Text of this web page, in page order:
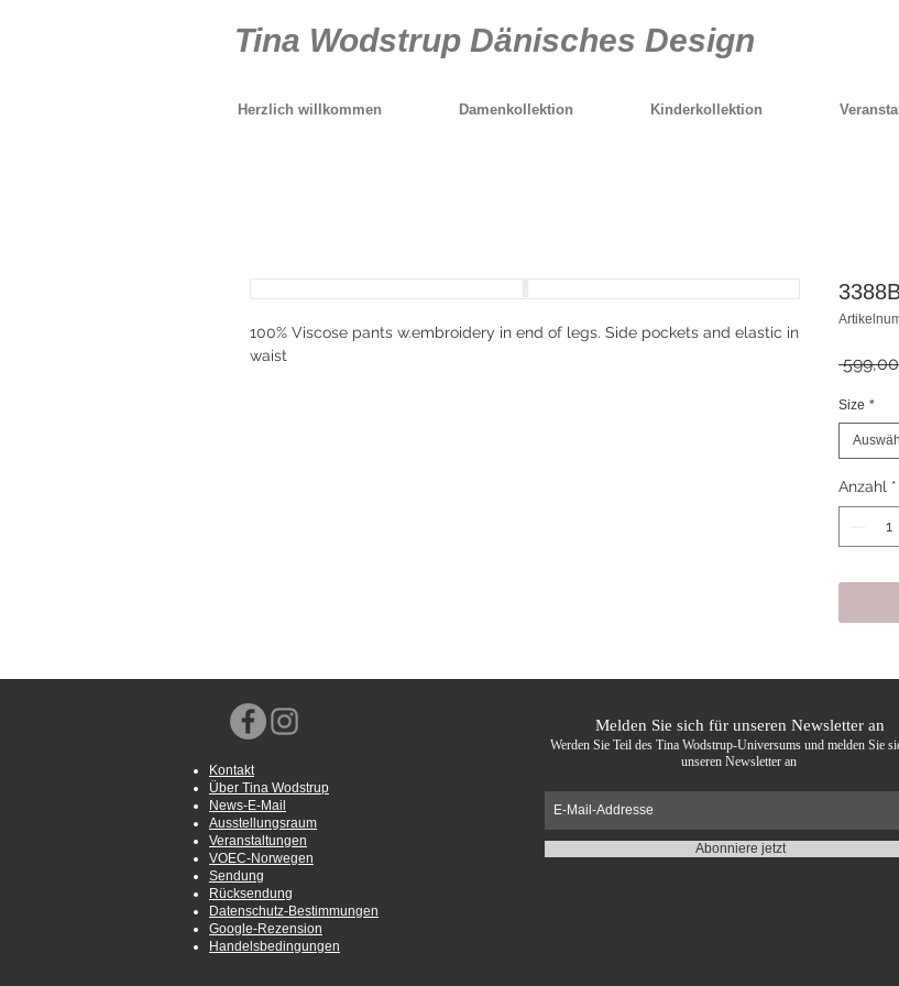
Tina Wodstrup Dänisches Design
Herzlich willkommen Damenkollektion Kinderkollektion
100% Viscose pants w.embroidery in end of legs. Side pockets and elastic in
waist
599,00
Size *
Anzahl *
Kontakt
Über Tina Wodstrup
News-E-Mail
Ausstellungsraum
Veranstaltungen
VOEC-Norwegen
Sendung
Rücksendung
Datenschutz-Bestimmungen
Google-Rezension
Handelsbedingungen
Melden Sie sich für unseren Newsletter an
Werden Sie Teil des Tina Wodstrup-Universums und melden Sie
unseren Newsletter an
Abonniere jetzt